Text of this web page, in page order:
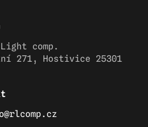
comp.
271, Hostivice 25301